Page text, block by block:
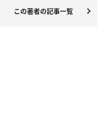
この著者の記事一覧